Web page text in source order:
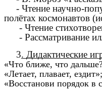
- Чтение научно-
полётах космонавтов
- Чтение
- Рассматривание
3. Дидактические
«Что ближе, что
«Летает, плавает, ездит»;
«Восстанови порядок в